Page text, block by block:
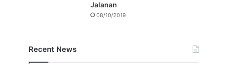
Jalanan
08/10/2019
Recent News